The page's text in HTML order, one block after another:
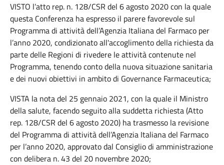
VISTO l’atto rep. n. 128/CSR del 6 agosto 2020 con la quale
questa Conferenza ha espresso il parere favorevole sul
Programma di attività dell’Agenzia Italiana del Farmaco per
l’anno 2020, condizionato all'accoglimento della richiesta da
parte delle Regioni di rivedere le attività contenute nel
Programma, tenendo conto della nuova situazione sanitaria
e dei nuovi obiettivi in ambito di Governance Farmaceutica;
VISTA la nota del 25 gennaio 2021, con la quale il Ministro
della salute, facendo seguito alla suddetta richiesta (Atto
rep. 128/CSR del 6 agosto 2020) ha trasmesso la revisione
del Programma di attività dell’Agenzia Italiana del Farmaco
per l’anno 2020, approvato dal Consiglio di amministrazione
con delibera n. 43 del 20 novembre 2020;